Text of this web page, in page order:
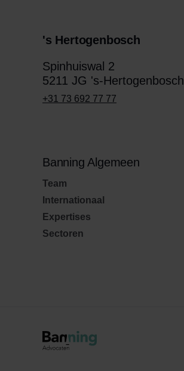
's Hertogenbosch
Spinhuiswal 2
5211 JG 's-Hertogenbosch
+31 73 692 77 77
Banning Algemeen
Team
Internationaal
Expertises
Sectoren